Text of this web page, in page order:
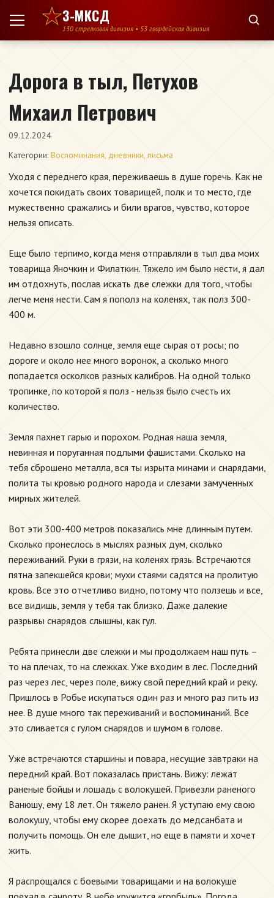
Перейти к содержимому
3-МКСД
130 стрелковая дивизия • 53 гвардейская дивизия
Дорога в тыл, Петухов
Михаил Петрович
09.12.2024
Категории: Воспоминания, дневники, письма
Уходя с переднего края, переживаешь в душе горечь. Как не
хочется покидать своих товарищей, полк и то место, где
мужественно сражались и били врагов, чувство, которое
нельзя описать.
Еще было терпимо, когда меня отправляли в тыл два моих
товарища Яночкин и Филаткин. Тяжело им было нести, я дал
им отдохнуть, послав искать две слежки для того, чтобы
легче меня нести. Сам я пополз на коленях, так полз 300-
400 м.
Недавно взошло солнце, земля еще сырая от росы; по
дороге и около нее много воронок, а сколько много
попадается осколков разных калибров. На одной только
тропинке, по которой я полз - нельзя было счесть их
количество.
Земля пахнет гарью и порохом. Родная наша земля,
невинная и поруганная подлыми фашистами. Сколько на
тебя сброшено металла, вся ты изрыта минами и снарядами,
полита ты кровью родного народа и слезами замученных
мирных жителей.
Вот эти 300-400 метров показались мне длинным путем.
Сколько пронеслось в мыслях разных дум, сколько
переживаний. Руки в грязи, на коленях грязь. Встречаются
пятна запекшейся крови; мухи стаями садятся на пролитую
кровь. Все это отчетливо видно, потому что ползешь и все,
все видишь, земля у тебя так близко. Даже далекие
разрывы снарядов слышны, как гул.
Ребята принесли две слежки и мы продолжаем наш путь –
то на плечах, то на слежках. Уже входим в лес. Последний
раз через лес, через поле, вижу свой передний край и реку.
Пришлось в Робье искупаться один раз и много раз пить из
нее. В душе много так переживаний и воспоминаний. Все
это сливается с гулом снарядов и шумом в голове.
Уже встречаются старшины и повара, несущие завтраки на
передний край. Вот показалась пристань. Вижу: лежат
раненые бойцы и лошадь с волокушей. Привезли раненого
Ванюшу, ему 18 лет. Он тяжело ранен. Я уступаю ему свою
волокушу, чтобы ему скорее доехать до медсанбата и
получить помощь. Он еле дышит, но еще в памяти и хочет
жить.
Я распрощался с боевыми товарищами и на волокуше